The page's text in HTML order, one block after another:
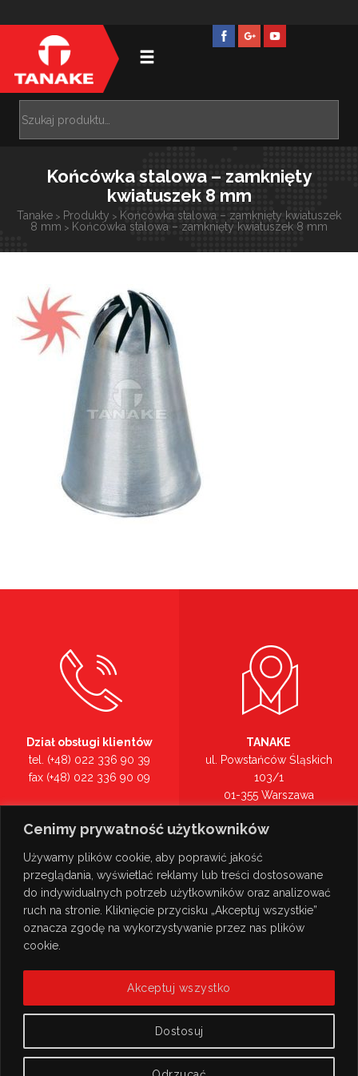
Cenimy prywatność użytkowników
Używamy plików cookie, aby poprawić jakość
przeglądania, wyświetlać reklamy lub treści dostosowane
do indywidualnych potrzeb użytkowników oraz analizować
ruch na stronie. Kliknięcie przycisku „Akceptuj wszystkie”
oznacza zgodę na wykorzystywanie przez nas plików
cookie.
Dostosuj
Akceptuj wszystko
Końcówka stalowa – zamknięty
kwiatuszek 8 mm
Tanake > Produkty > Końcówka stalowa – zamknięty kwiatuszek
8 mm > Końcówka stalowa – zamknięty kwiatuszek 8 mm
Dział obsługi klientów
tel. (+48) 022 336 90 39
fax (+48) 022 336 90 09
tel. (+48) 022 336 90 00
TANAKE
ul. Powstańców Śląskich
103/1
01-355 Warszawa
Zobacz na mapie >